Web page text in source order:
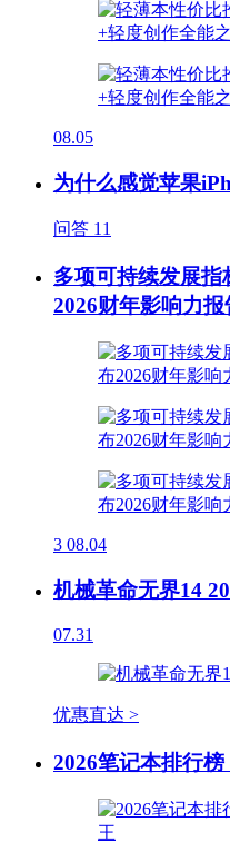
08.05
为什么感觉苹果
问答 11
多项可持续发展
2026财年影响力报
3 08.04
机械革命无界14
07.31
优惠直达 >
2026笔记本排行